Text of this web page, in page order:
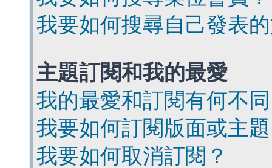
我要如何搜尋自己發表
主題訂閱和我的最愛
我的最愛和訂閱有何不
我要如何訂閱版面或主
我要如何取消訂閱？